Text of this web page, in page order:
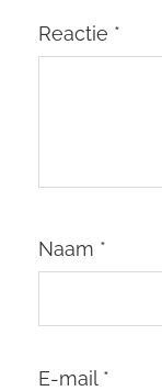
Reactie *
Naam *
E-mail *